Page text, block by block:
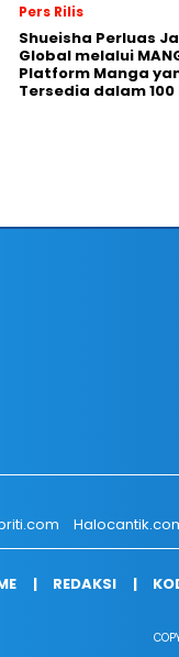
Pers Rilis
Shueisha Perluas
Global melalui
Platform Manga
Tersedia dalam 100
REDAKSI